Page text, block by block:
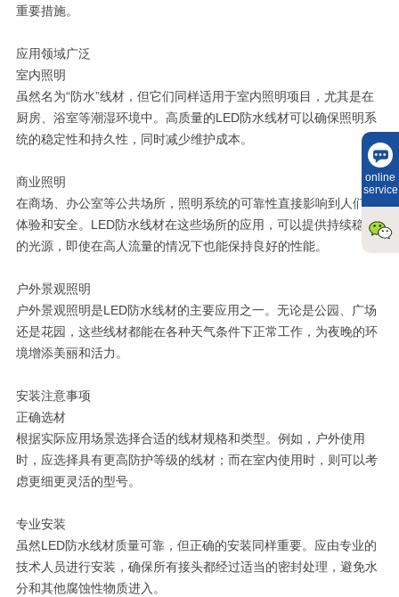
重要措施。
应用领域广泛
室内照明
虽然名为“防水”线材，但它们同样适用于室内照明项目，尤其是在
厨房、浴室等潮湿环境中。高质量的LED防水线材可以确保照明系
统的稳定性和持久性，同时减少维护成本。
商业照明
在商场、办公室等公共场所，照明系统的可靠性直接影响到人们的
体验和安全。LED防水线材在这些场所的应用，可以提供持续稳定
的光源，即使在高人流量的情况下也能保持良好的性能。
户外景观照明
户外景观照明是LED防水线材的主要应用之一。无论是公园、广场
还是花园，这些线材都能在各种天气条件下正常工作，为夜晚的环
境增添美丽和活力。
安装注意事项
正确选材
根据实际应用场景选择合适的线材规格和类型。例如，户外使用
时，应选择具有更高防护等级的线材；而在室内使用时，则可以考
虑更细更灵活的型号。
专业安装
虽然LED防水线材质量可靠，但正确的安装同样重要。应由专业的
技术人员进行安装，确保所有接头都经过适当的密封处理，避免水
分和其他腐蚀性物质进入。
online
service